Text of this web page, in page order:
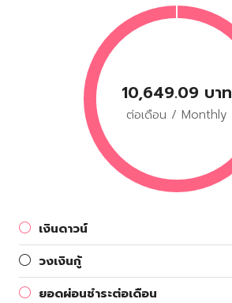
10,649.09 บาท
ต่อเดือน / Monthly
เงินดาวน์
วงเงินกู้
ยอดผ่อนชำระต่อเดือน